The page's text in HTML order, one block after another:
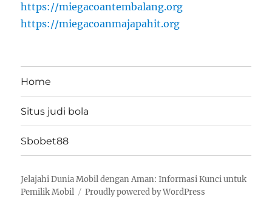
https://miegacoantembalang.org
https://miegacoanmajapahit.org
Home
Situs judi bola
Sbobet88
Jelajahi Dunia Mobil dengan Aman: Informasi Kunci untuk
Pemilik Mobil
Proudly powered by WordPress